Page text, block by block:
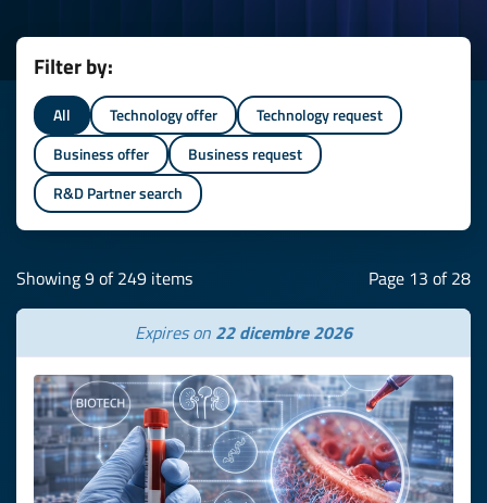
Filter by:
All Technology offer
Technology request
Business offer
Business request
R&D Partner search
Showing 9 of 249 items Page 13 of 28
Expires on 22 dicembre 2026